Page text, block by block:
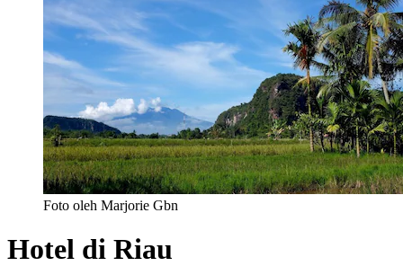
Foto oleh Marjorie Gbn
Hotel di Riau